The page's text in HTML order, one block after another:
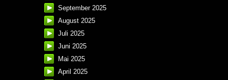
September 2025
August 2025
Juli 2025
Juni 2025
Mai 2025
April 2025